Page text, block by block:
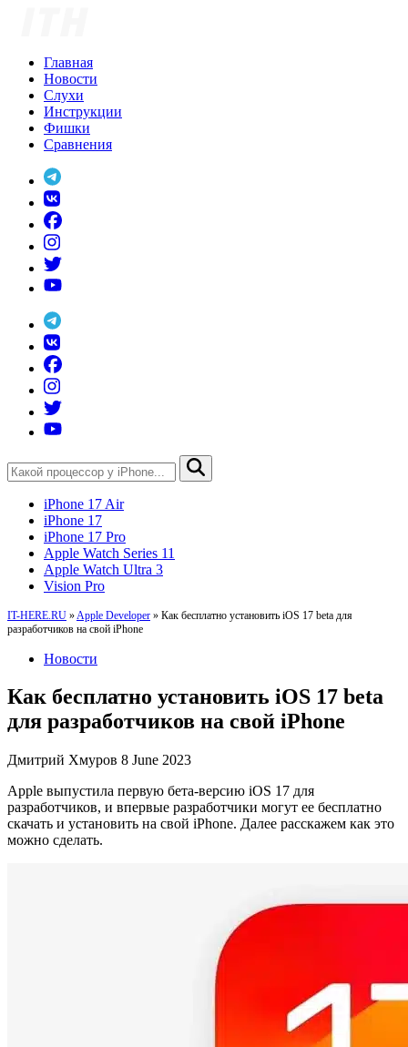
Главная
Новости
Слухи
Инструкции
Фишки
Сравнения
iPhone 17 Air
iPhone 17
iPhone 17 Pro
Apple Watch Series 11
Apple Watch Ultra 3
Vision Pro
IT-HERE.RU » Apple Developer » Как бесплатно установить iOS 17 beta для
разработчиков на свой iPhone
Новости
Как бесплатно установить iOS 17 beta
для разработчиков на свой iPhone
Дмитрий Хмуров 8 June 2023
Apple выпустила первую бета-версию iOS 17 для
разработчиков, и впервые разработчики могут ее бесплатно
скачать и установить на свой iPhone. Далее расскажем как это
можно сделать.